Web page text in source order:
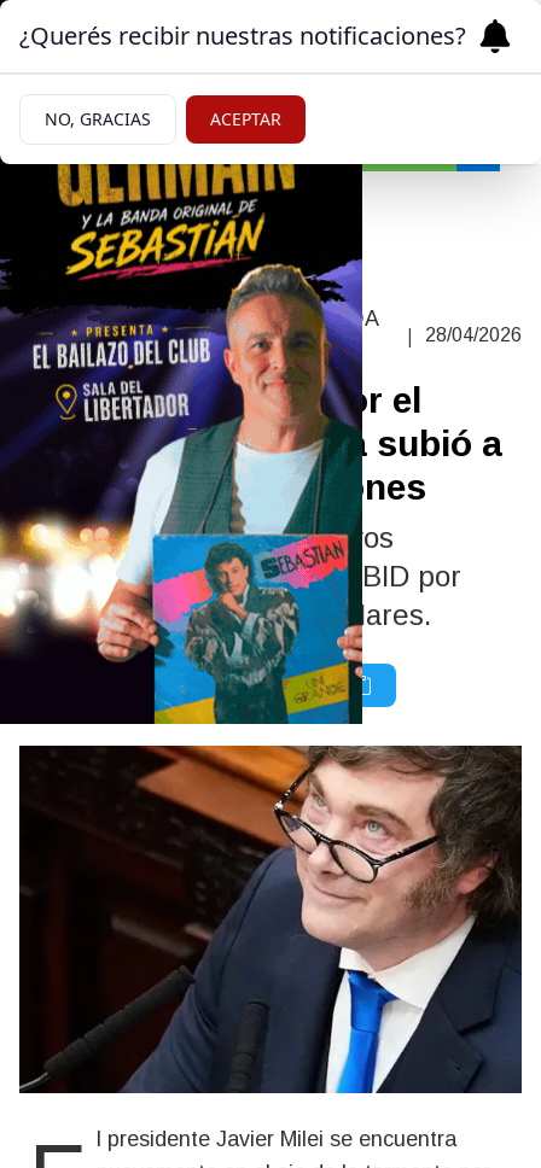
Economía
ANTES DECÍA QUE TOMAR DEUDA
ERA "INMORAL"
| 28/04/2026
La deuda tomada por el
Gobierno de Milei ya subió a
casi US$59 mil millones
Luis Caputo negocia nuevos
préstamos con el BM y el BID por
otros 4 mil millones de dólares.
¿Querés recibir nuestras notificaciones?
NO, GRACIAS ACEPTAR